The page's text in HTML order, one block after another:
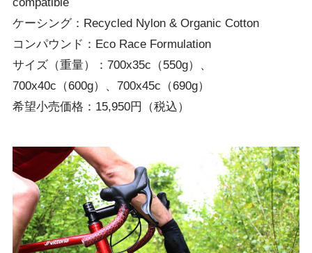
compatible
ケーシング：Recycled Nylon & Organic Cotton
コンパウンド：Eco Race Formulation
サイズ（重量）：700x35c（550g）、
700x40c（600g）、700x45c（690g）
希望小売価格：15,950円（税込）